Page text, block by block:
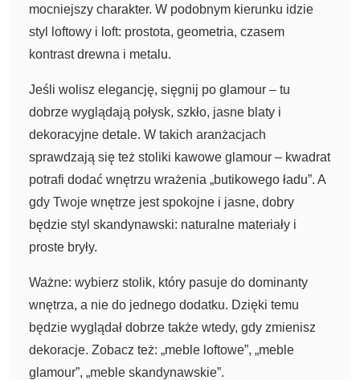
mocniejszy charakter. W podobnym kierunku idzie
styl loftowy i loft: prostota, geometria, czasem
kontrast drewna i metalu.
Jeśli wolisz elegancję, sięgnij po glamour – tu
dobrze wyglądają połysk, szkło, jasne blaty i
dekoracyjne detale. W takich aranżacjach
sprawdzają się też stoliki kawowe glamour – kwadrat
potrafi dodać wnętrzu wrażenia „butikowego ładu”. A
gdy Twoje wnętrze jest spokojne i jasne, dobry
będzie styl skandynawski: naturalne materiały i
proste bryły.
Ważne: wybierz stolik, który pasuje do dominanty
wnętrza, a nie do jednego dodatku. Dzięki temu
będzie wyglądał dobrze także wtedy, gdy zmienisz
dekoracje. Zobacz też: „meble loftowe”, „meble
glamour”, „meble skandynawskie”.